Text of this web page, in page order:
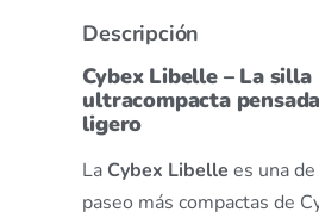
Descripción
Cybex Libelle – La silla
ultracompacta
ligero
La Cybex Libelle es una
paseo más compactas de